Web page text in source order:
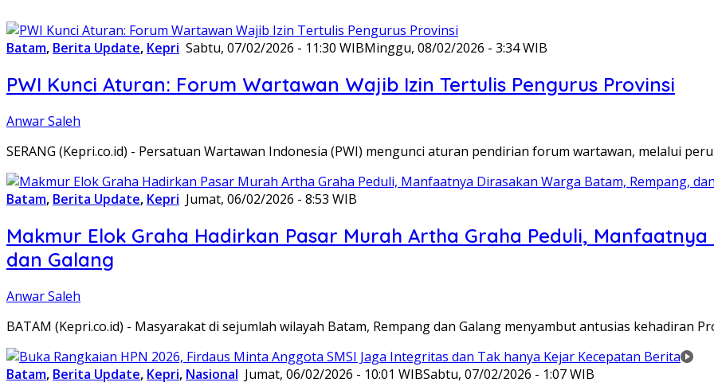
Batam, Berita Update, Kepri Sabtu, 07/02/2026 - 11:30 WIBMinggu, 08/02/2026 - 3:34 WIB
PWI Kunci Aturan: Forum Wartawan Wajib Izin Tertulis Pengurus Provinsi
Anwar Saleh
SERANG (Kepri.co.id) - Persatuan Wartawan Indonesia (PWI) mengunci aturan pendirian forum wartawan, melalui
Batam, Berita Update, Kepri Jumat, 06/02/2026 - 8:53 WIB
Makmur Elok Graha Hadirkan Pasar Murah Artha Graha Peduli,
dan Galang
Anwar Saleh
BATAM (Kepri.co.id) - Masyarakat di sejumlah wilayah Batam, Rempang dan Galang menyambut antusias kehadiran
Batam, Berita Update, Kepri, Nasional Jumat, 06/02/2026 - 10:01 WIBSabtu, 07/02/2026 - 1:07 WIB